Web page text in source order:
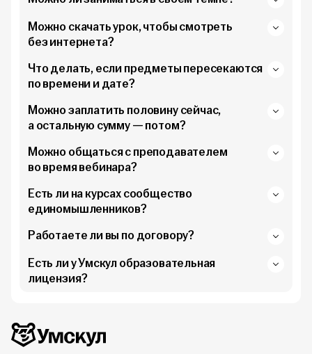
Можно скачать урок, чтобы смотреть
без интернета?
Что делать, если предметы пересекаются
по времени и дате?
Можно заплатить половину сейчас,
а остальную сумму — потом?
Можно общаться с преподавателем
во время вебинара?
Есть ли на курсах сообщество
единомышленников?
Работаете ли вы по договору?
Есть ли у Умскул образовательная
лицензия?
Дополнительная информация
Умскул